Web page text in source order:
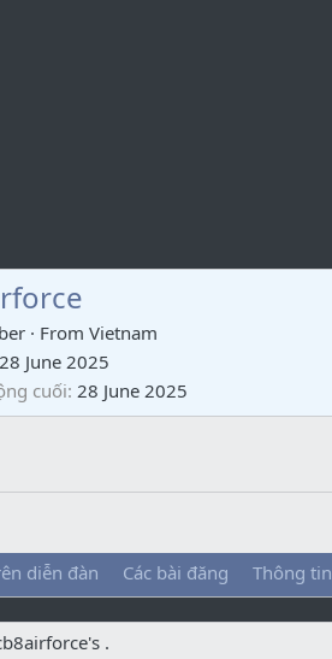
· From Vietnam
28 June 2025
cuối 28 June 2025
diễn đàn Các bài đăng Thông tin
.